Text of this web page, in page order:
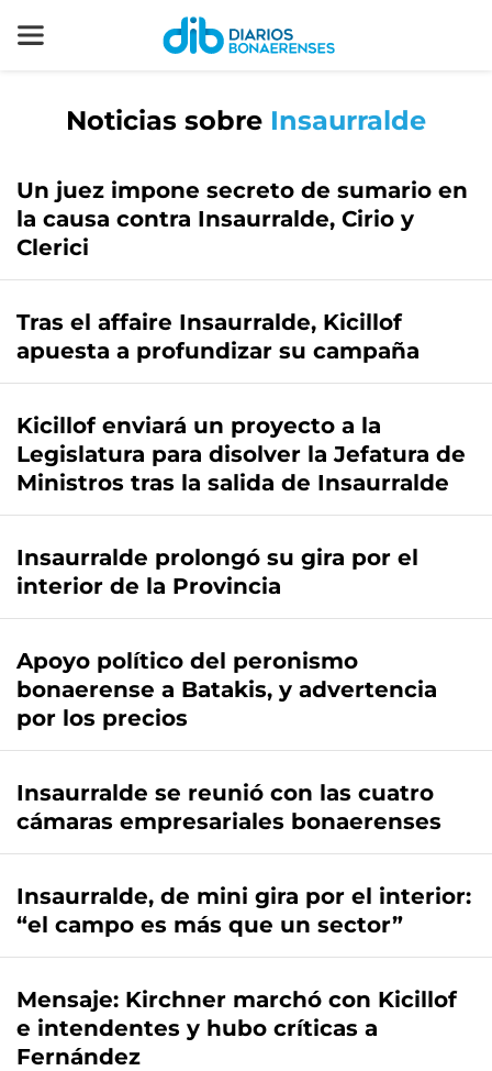
Noticias sobre Insaurralde
Un juez impone secreto de sumario en
la causa contra Insaurralde, Cirio y
Clerici
Tras el affaire Insaurralde, Kicillof
apuesta a profundizar su campaña
Kicillof enviará un proyecto a la
Legislatura para disolver la Jefatura de
Ministros tras la salida de Insaurralde
Insaurralde prolongó su gira por el
interior de la Provincia
Apoyo político del peronismo
bonaerense a Batakis, y advertencia
por los precios
Insaurralde se reunió con las cuatro
cámaras empresariales bonaerenses
Insaurralde, de mini gira por el interior:
“el campo es más que un sector”
Mensaje: Kirchner marchó con Kicillof
e intendentes y hubo críticas a
Fernández